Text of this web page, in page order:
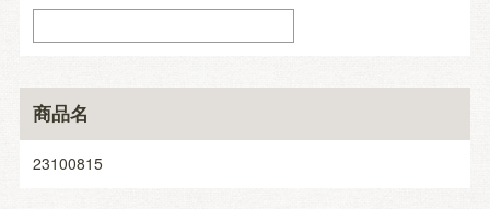
商品名
23100815